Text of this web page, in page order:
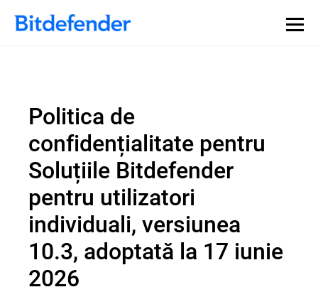
Politica de
confidențialitate pentru
Soluțiile Bitdefender
pentru utilizatori
individuali, versiunea
10.3, adoptată la 17 iunie
2026